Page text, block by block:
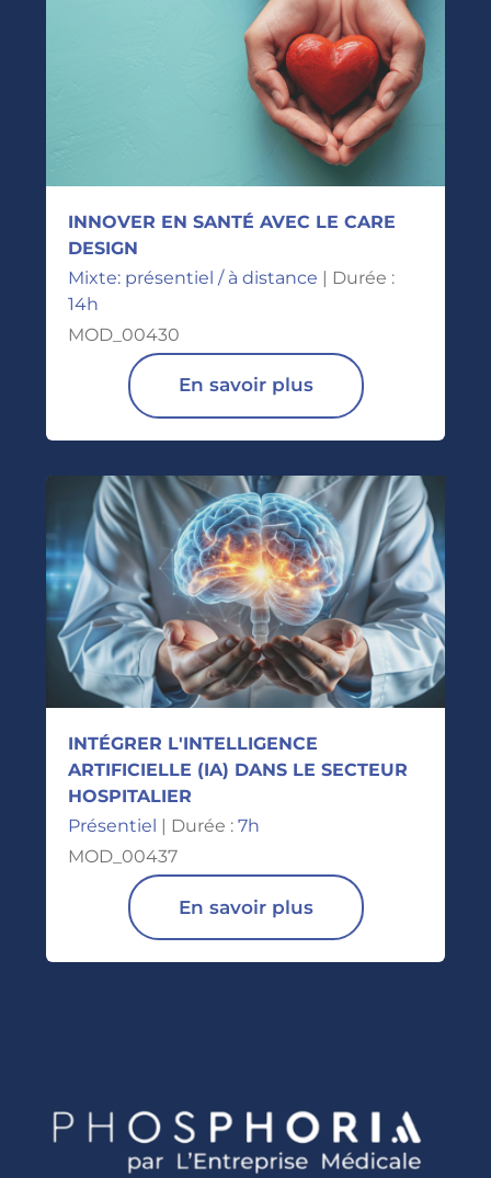
INNOVER EN SANTÉ AVEC LE CARE
DESIGN
Mixte: présentiel / à distance | Durée :
14h
MOD_00430
En savoir plus
INTÉGRER L'INTELLIGENCE
ARTIFICIELLE (IA) DANS LE SECTEUR
HOSPITALIER
Présentiel
| Durée : 7h
MOD_00437
En savoir plus